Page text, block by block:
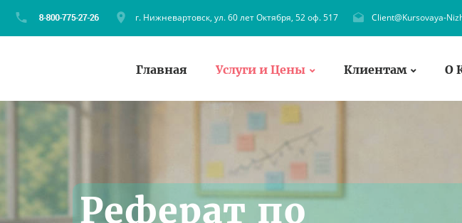
г. Нижневартовск, ул. 60 лет Октября, 52 оф. 517 Client@Kursovaya-
Главная Услуги и Цены Клиентам О
Реферат по